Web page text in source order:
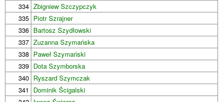
334 Zbigniew Szczypczyk
335 Piotr Szrajner
336 Bartosz Szydłowski
337 Zuzanna Szymańska
338 Paweł Szymański
339 Dota Szymborska
340 Ryszard Szymczak
341
Dominik Ścigalski